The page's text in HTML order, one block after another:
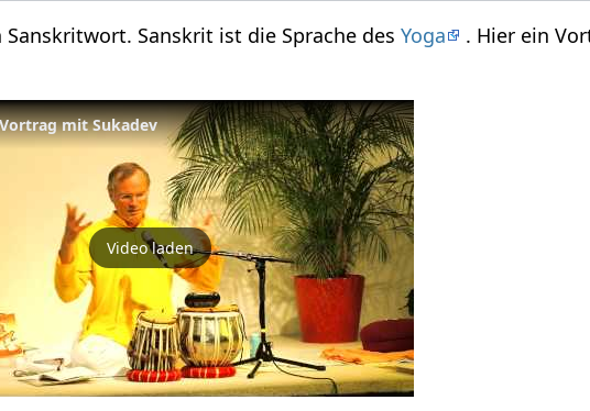
Sanskritwort. Sanskrit ist die Sprache desYoga . Hier ein
mit Sukadev
Video laden